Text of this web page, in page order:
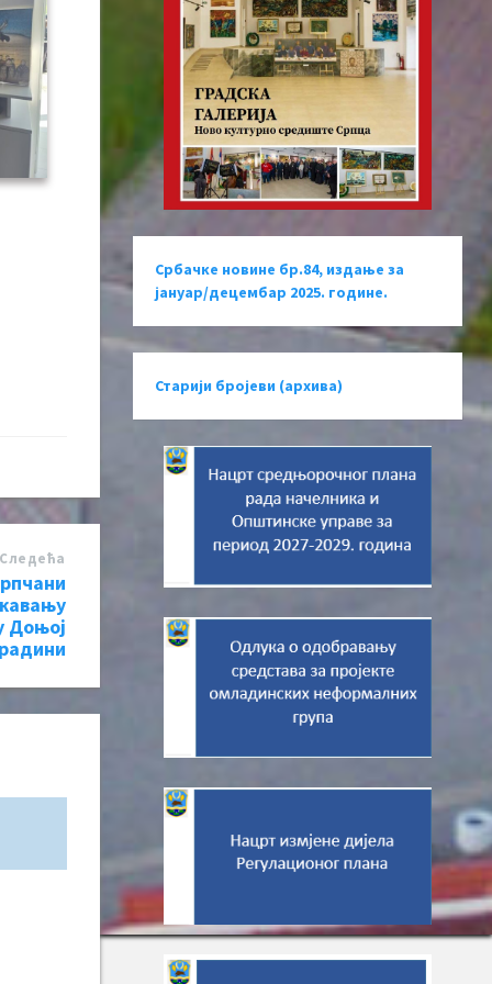
Следећa
Доњој
Србачке новине бр.84, издање за
јануар/децембар 2025. године.
Старији бројеви (архива)